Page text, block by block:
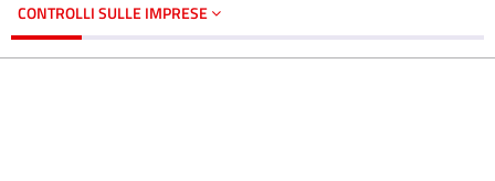
CONTROLLI SULLE IMPRESE